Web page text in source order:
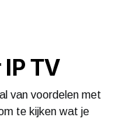
TV
van voordelen met
te kijken wat je